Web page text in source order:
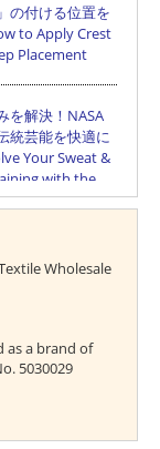
Wholesale
as a brand of
5030029